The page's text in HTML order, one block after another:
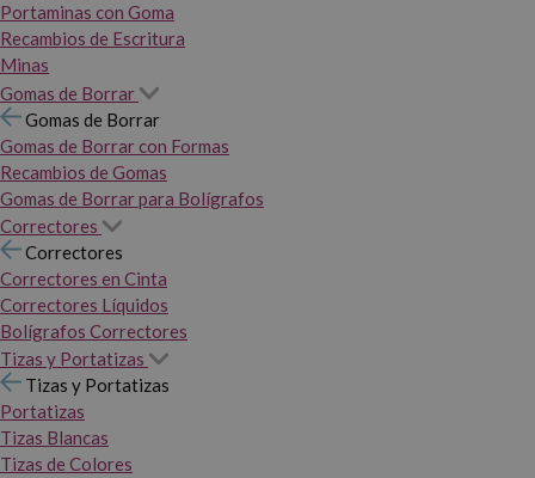
Portaminas con Goma
Recambios de Escritura
Minas
Gomas de Borrar
Gomas de Borrar
Gomas de Borrar con Formas
Recambios de Gomas
Gomas de Borrar para Bolígrafos
Correctores
Correctores
Correctores en Cinta
Correctores Líquidos
Bolígrafos Correctores
Tizas y Portatizas
Tizas y Portatizas
Portatizas
Tizas Blancas
Tizas de Colores